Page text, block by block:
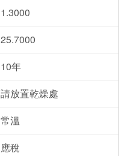
1.3000
25.7000
10年
請放置乾燥處
常溫
應稅